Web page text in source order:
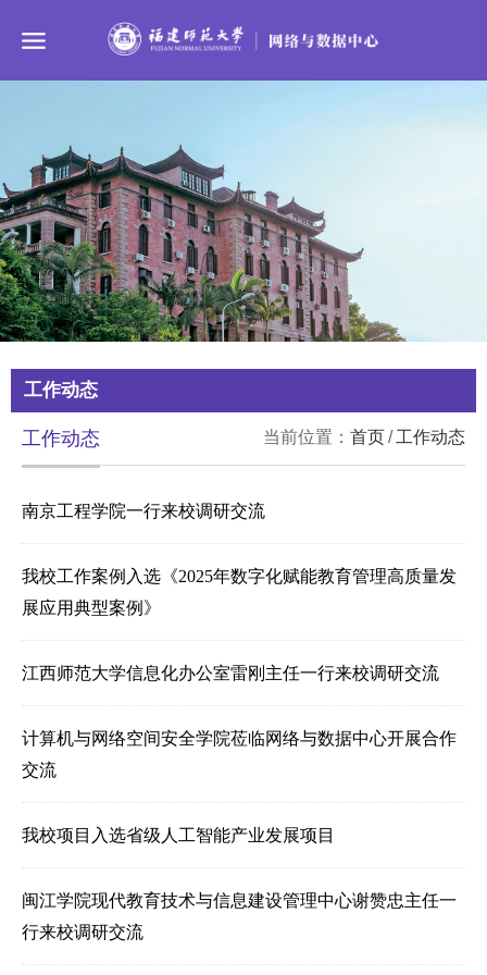
工作动态
当前位置： 首页/ 工作动态
工作动态
南京工程学院一行来校调研交流
我校工作案例入选《2025年数字化赋能教育管理高质量发
展应用典型案例》
江西师范大学信息化办公室雷刚主任一行来校调研交流
计算机与网络空间安全学院莅临网络与数据中心开展合作
交流
我校项目入选省级人工智能产业发展项目
闽江学院现代教育技术与信息建设管理中心谢赞忠主任一
行来校调研交流